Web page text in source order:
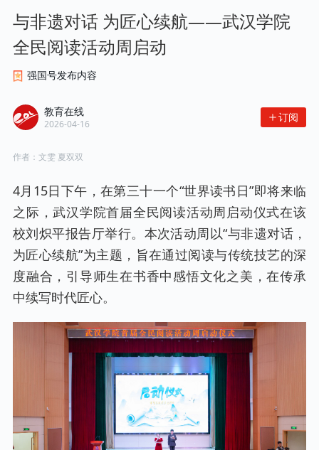
与非遗对话 为匠心续航——武汉学院
全民阅读活动周启动
强国号发布内容
教育在线
2026-04-16
订阅
作者： 文雯 夏双双
4月15日下午，在第三十一个“世界读书日”即将来临
之际，武汉学院首届全民阅读活动周启动仪式在该
校刘炽平报告厅举行。本次活动周以“与非遗对话，
为匠心续航”为主题，旨在通过阅读与传统技艺的深
度融合，引导师生在书香中感悟文化之美，在传承
中续写时代匠心。